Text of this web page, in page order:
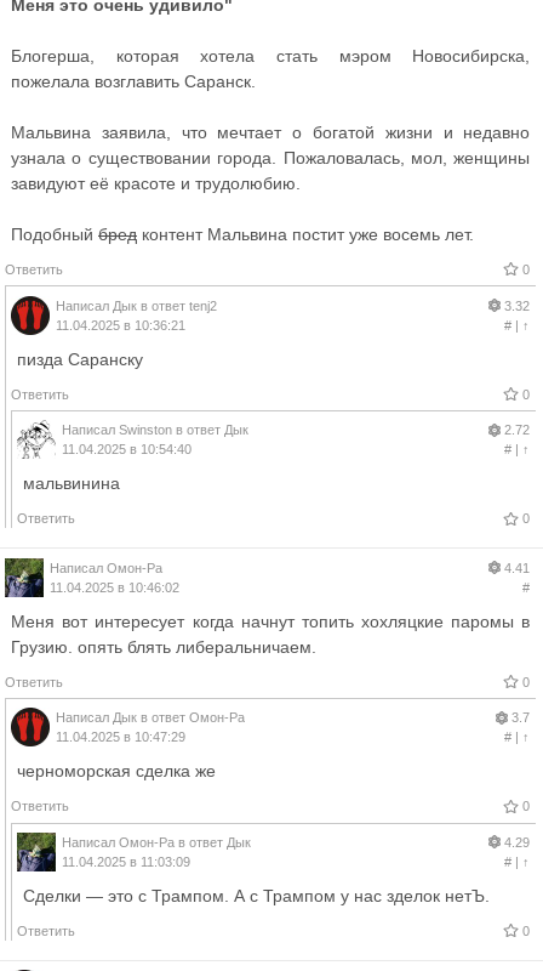
Меня это очень удивило"
Блогерша, которая хотела стать мэром Новосибирска,
пожелала возглавить Саранск.
Мальвина заявила, что мечтает о богатой жизни и недавно
узнала о существовании города. Пожаловалась, мол, женщины
завидуют её красоте и трудолюбию.
Подобный бред контент Мальвина постит уже восемь лет.
Ответить 0
Написал Дык в ответ tenj2
11.04.2025 в 10:36:21
3.32
#| ↑
пизда Саранску
Ответить 0
Написал Swinston в ответ Дык
11.04.2025 в 10:54:40
2.72
#| ↑
мальвинина
Ответить 0
Написал Омон-Ра
11.04.2025 в 10:46:02
4.41
#
Меня вот интересует когда начнут топить хохляцкие паромы в
Грузию. опять блять либеральничаем.
Ответить 0
Написал Дык в ответ Омон-Ра
11.04.2025 в 10:47:29
3.7
#| ↑
черноморская сделка же
Ответить 0
Написал Омон-Ра в ответ Дык
11.04.2025 в 11:03:09
4.29
#| ↑
Сделки — это с Трампом. А с Трампом у нас зделок нетЪ.
Ответить 0